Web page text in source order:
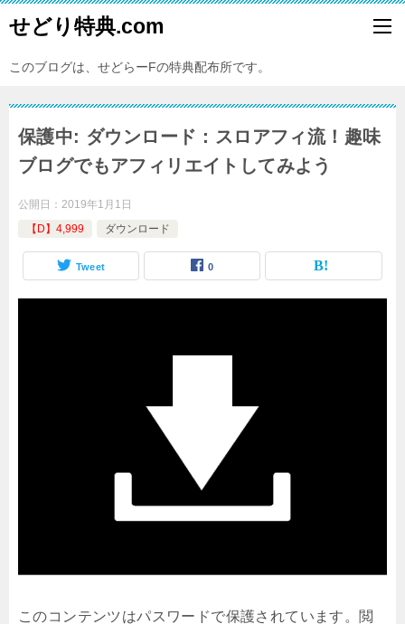
せどり特典.com
このブログは、せどらーFの特典配布所です。
保護中: ダウンロード：スロアフィ流！趣味
ブログでもアフィリエイトしてみよう
公開日： 2019年1月1日
【D】4,999
ダウンロード
Tweet 0
このコンテンツはパスワードで保護されています。閲